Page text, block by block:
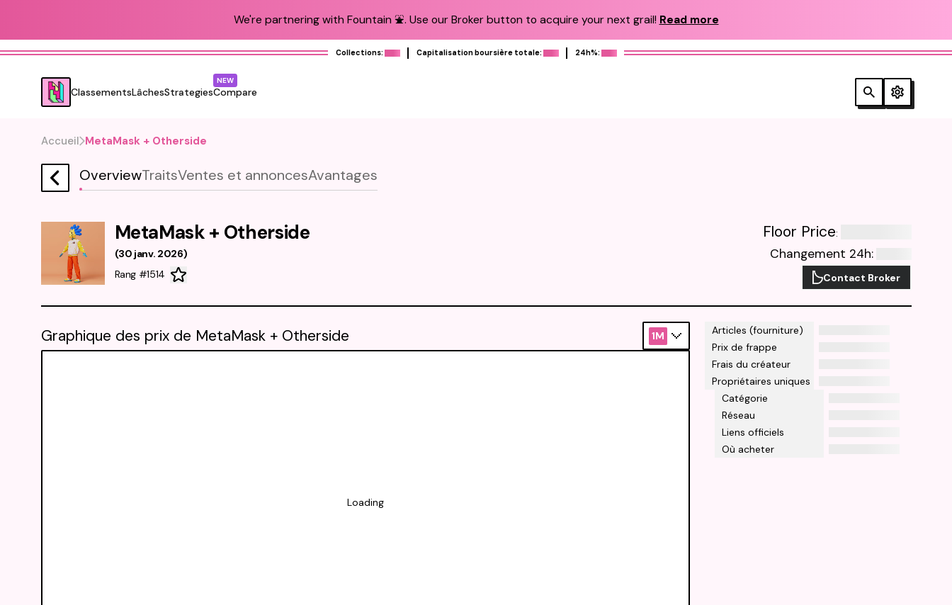
We're partnering with Fountain ⛲️. Use our Broker button to acquire your next grail! Read more
Collections: Capitalisation boursière totale: 24h%:
ClassementsLâchesStrategiesCompare
NEW
Accueil MetaMask + Otherside
OverviewTraitsVentes et annoncesAvantages
MetaMask + Otherside
(30 janv. 2026)
Rang #1514
Floor Price:
Changement 24h:
Contact Broker
Articles (fourniture)
Prix de frappe
Frais du créateur
Propriétaires uniques
Catégorie
Réseau
Liens officiels
Où acheter
Graphique des prix de MetaMask + Otherside 1M
Loading